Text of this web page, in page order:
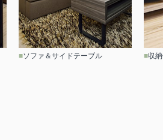
■ソファ＆サイドテーブル ■収